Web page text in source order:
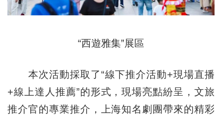
“西遊雅集”展區
本次活動採取了“線下推介活動+現場直播
+線上達人推薦”的形式，現場亮點紛呈，文旅
推介官的專業推介，上海知名劇團帶來的精彩